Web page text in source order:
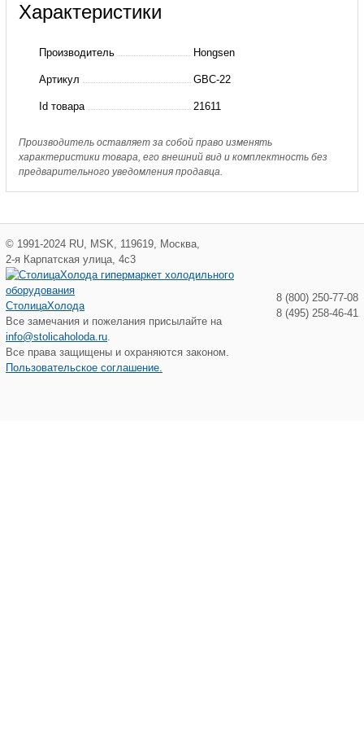
Вентиль
Hongsen
Характеристики
Производитель Hongsen
Артикул GBC-22
Id товара 21611
Производитель оставляет за собой право изменять
характеристики товара, его внешний вид и комплектность без
предварительного уведомления продавца.
© 1991-2024 RU MSK 119619 Москва
2-я Карпатская улица, 4с3
СтолицаХолода
Все замечания и пожелания присылайте на
info@stolicaholoda.ru
Все права защищены и охраняются законом.
Пользовательское соглашение.
8 (800) 250-77-08
8 (495) 258-46-41